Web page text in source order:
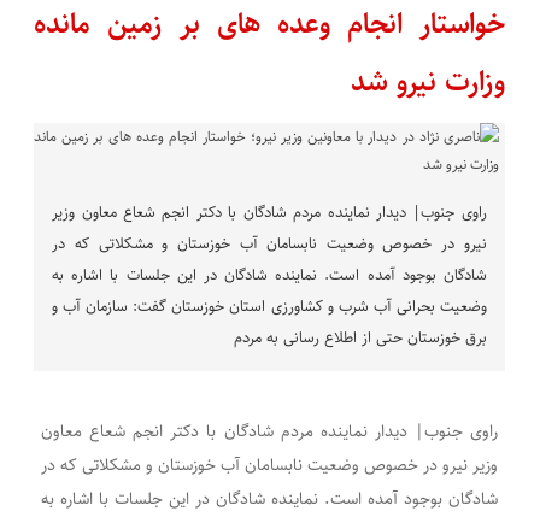
خواستار انجام وعده های بر زمین مانده
وزارت نیرو شد
راوی جنوب| دیدار نماینده مردم شادگان با دکتر انجم شعاع معاون وزیر
نیرو در خصوص وضعیت نابسامان آب خوزستان و مشکلاتی که در
شادگان بوجود آمده است. نماینده شادگان در این جلسات با اشاره به
وضعیت بحرانی آب شرب و کشاورزی استان خوزستان گفت: سازمان آب و
برق خوزستان حتی از اطلاع رسانی به مردم
راوی جنوب| دیدار نماینده مردم شادگان با دکتر انجم شعاع معاون
وزیر نیرو در خصوص وضعیت نابسامان آب خوزستان و مشکلاتی که در
شادگان بوجود آمده است. نماینده شادگان در این جلسات با اشاره به